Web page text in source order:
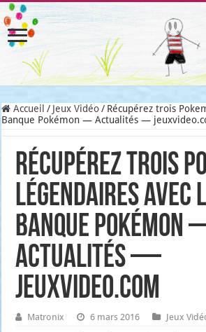
Accueil / Jeux Vidéo / Récupérez trois
Banque Pokémon — Actualités —
Récupérez trois
Légendaires avec
Banque Pokémon
Actualités —
jeuxvideo.com
Matronix 6 mars 2016 Jeux